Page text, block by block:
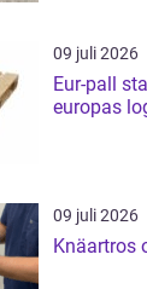
09 juli 2026
Eur-pall standarden som bär
europas
09 juli 2026
Knäartros